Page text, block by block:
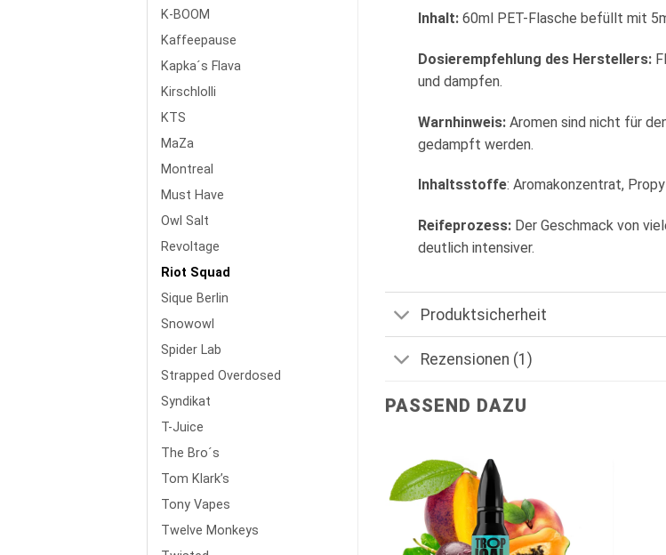
K-BOOM
Kaffeepause
Kapka´s Flava
Kirschlolli
KTS
MaZa
Montreal
Must Have
Owl Salt
Revoltage
Riot Squad
Sique Berlin
Snowowl
Spider Lab
Strapped Overdosed
Syndikat
T-Juice
The Bro´s
Tom Klark’s
Tony Vapes
Twelve Monkeys
Inhalt:60ml PET-Flasche befüllt mit
Dosierempfehlung des Herstellers:
und dampfen.
Warnhinweis:Aromen sind nicht für
gedampft werden.
Inhaltsstoffe: Aromakonzentrat,
Reifeprozess:Der Geschmack von
deutlich intensiver.
Produktsicherheit
Rezensionen (1)
PASSEND DAZU